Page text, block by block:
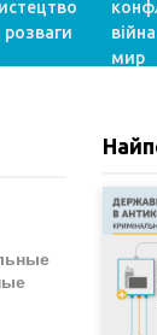
розваги
мир